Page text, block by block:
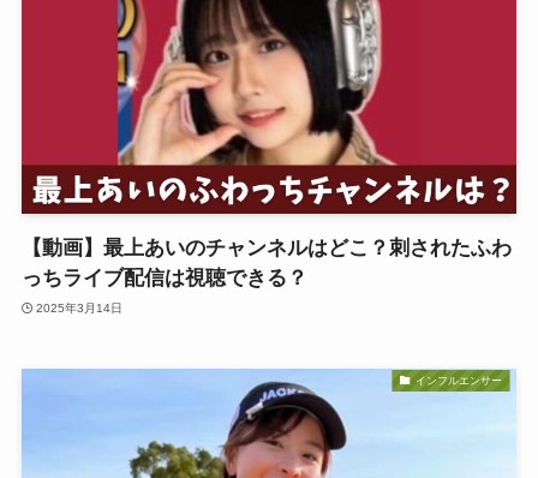
【動画】最上あいのチャンネルはどこ？刺されたふわ
っちライブ配信は視聴できる？
2025年3月14日
インフルエンサー